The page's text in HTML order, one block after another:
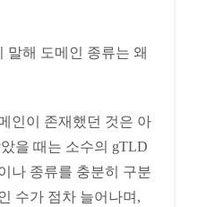
말해 도메인 종류는 왜
인이 존재했던 것은 아
을 때는 소수의 gTLD
나 종류를 충분히 구분
수가 점차 늘어나며,